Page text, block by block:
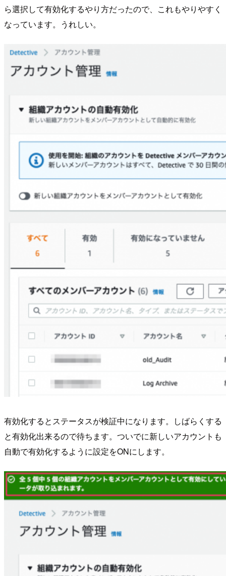
ら選択して有効化するやり方だったので、これもやりやすく
なっています。うれしい。
有効化するとステータスが検証中になります。しばらくする
と有効化出来るので待ちます。ついでに新しいアカウントも
自動で有効化するように設定をONにします。